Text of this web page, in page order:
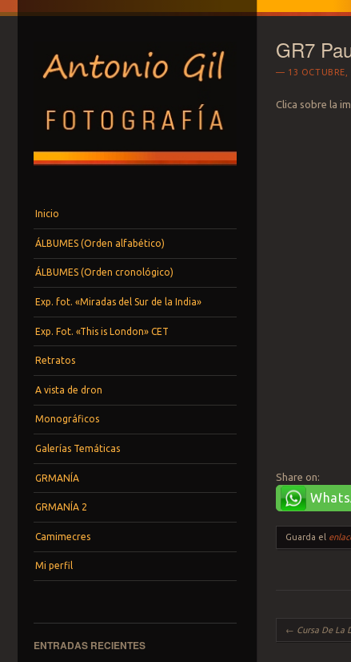
ANTONIO GIL -
Menú
Saltar al contenido.
Inicio
ÁLBUMES (Orden alfabético)
ÁLBUMES (Orden cronológico)
Exp. fot. «Miradas del Sur de la India»
Exp. Fot. «This is London» CET
Retratos
A vista de dron
Monográficos
Galerías Temáticas
GRMANÍA
GRMANÍA 2
Camimecres
Mi perfil
ENTRADAS RECIENTES
GR7
13 OCTUBRE,
Clica sobre la
Share on:
Guarda el
Navegador de
← Cursa De La